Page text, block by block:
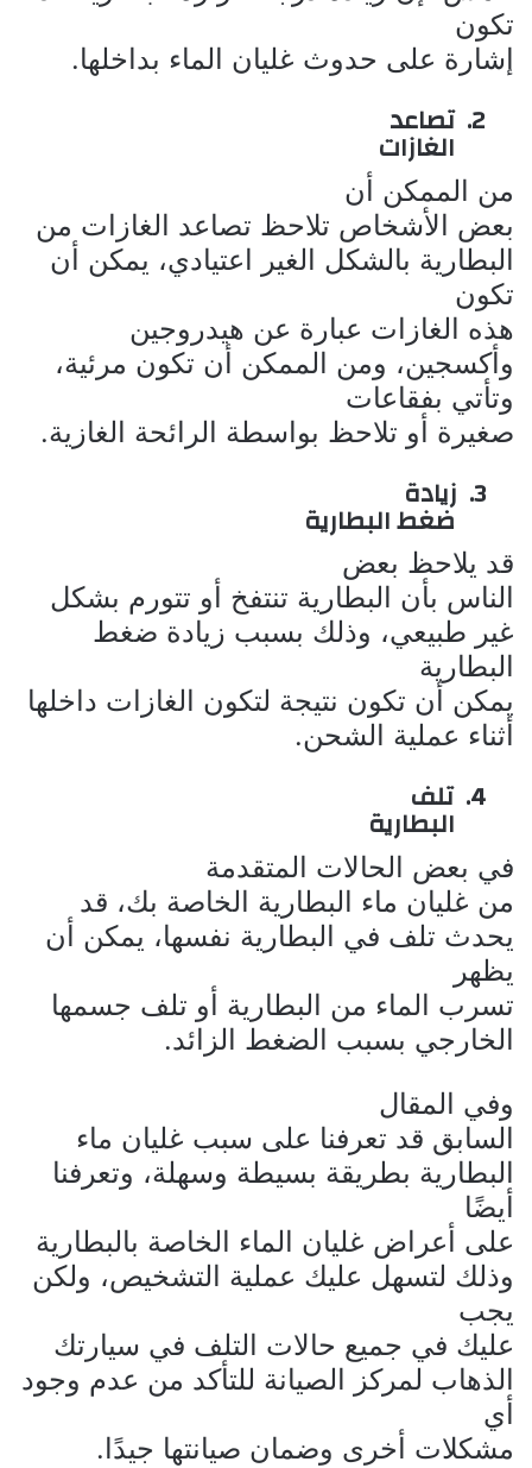
تكون
إشارة على حدوث غليان الماء بداخلها.
2. تصاعد
الغازات
من الممكن أن
بعض الأشخاص تلاحظ تصاعد الغازات من
البطارية بالشكل الغير اعتيادي، يمكن أن
تكون
هذه الغازات عبارة عن هيدروجين
وأكسجين، ومن الممكن أن تكون مرئية،
وتأتي بفقاعات
صغيرة أو تلاحظ بواسطة الرائحة الغازية.
3. زيادة
ضغط البطارية
قد يلاحظ بعض
الناس بأن البطارية تنتفخ أو تتورم بشكل
غير طبيعي، وذلك بسبب زيادة ضغط
البطارية
يمكن أن تكون نتيجة لتكون الغازات داخلها
أثناء عملية الشحن.
4. تلف
البطارية
في بعض الحالات المتقدمة
من غليان ماء البطارية الخاصة بك، قد
يحدث تلف في البطارية نفسها، يمكن أن
يظهر
تسرب الماء من البطارية أو تلف جسمها
الخارجي بسبب الضغط الزائد.
وفي المقال
السابق قد تعرفنا على سبب غليان ماء
البطارية بطريقة بسيطة وسهلة، وتعرفنا
أيضًا
على أعراض غليان الماء الخاصة بالبطارية
وذلك لتسهل عليك عملية التشخيص، ولكن
يجب
عليك في جميع حالات التلف في سيارتك
الذهاب لمركز الصيانة للتأكد من عدم وجود
أي
مشكلات أخرى وضمان صيانتها جيدًا.